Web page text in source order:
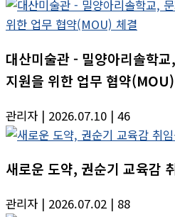
대산미술관 - 밀양아리솔학
지원을 위한 업무 협약
관리자 | 2026.07.10 | 46
새로운 도약, 권순기 교육감
관리자 | 2026.07.02 | 88